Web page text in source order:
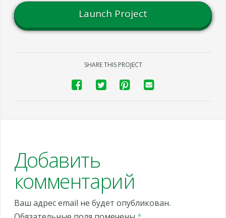
Launch Project
SHARE THIS PROJECT
Добавить
комментарий
Ваш адрес email не будет опубликован.